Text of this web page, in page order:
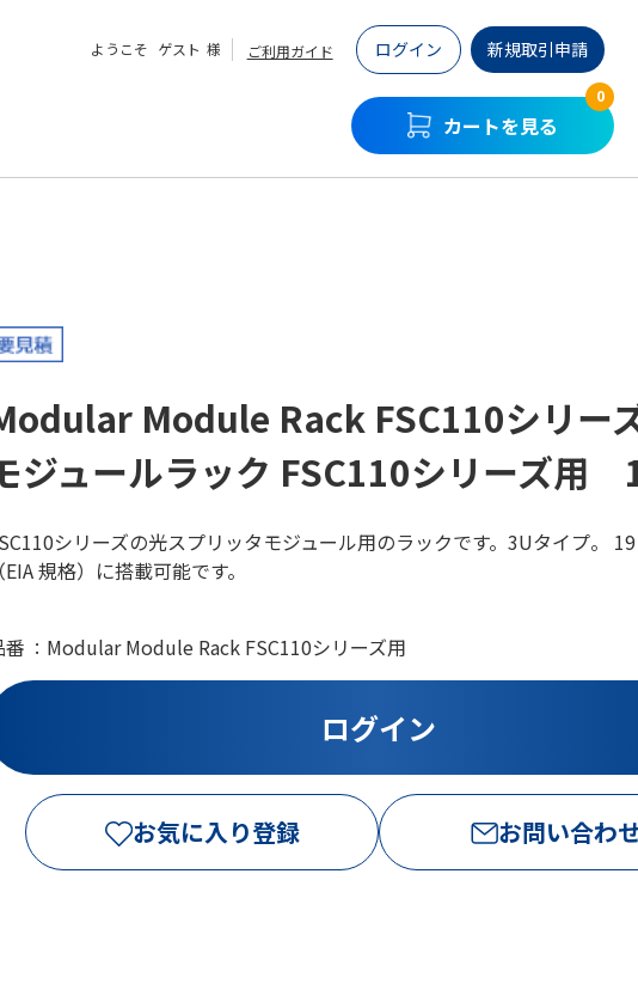
ようこそ ゲスト 様 ご利用ガイド ログイン 新規取引申請
カートを見る
0
Module Rack FSC110シリー
ジュールラック FSC110シリーズ用
シリーズの光スプリッタモジュール用のラックです。3Uタイプ。
（EIA 規格）に搭載可能です。
番 Modular Module Rack FSC110シリーズ用
お気に入り登録 お問い合わ